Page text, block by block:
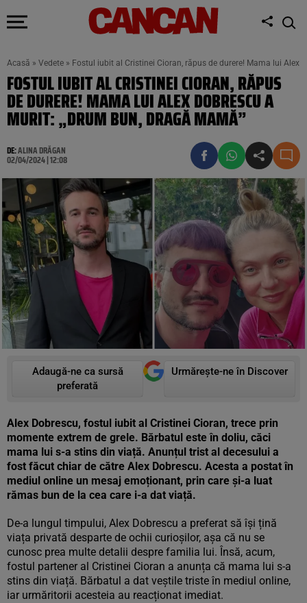
Acasă » Vedete » Fostul iubit al Cristinei Cioran, răpus de durere! Mama lui Alex
FOSTUL IUBIT AL CRISTINEI CIORAN, RĂPUS
DE DURERE! MAMA LUI ALEX DOBRESCU A
MURIT: „DRUM BUN, DRAGĂ MAMĂ”
DE:ALINA DRĂGAN
02/04/2024 | 12:08
Adaugă-ne ca sursă
preferată
Urmărește-ne în Discover
Alex Dobrescu, fostul iubit al Cristinei Cioran, trece prin
momente extrem de grele. Bărbatul este în doliu, căci
mama lui s-a stins din viață. Anunțul trist al decesului a
fost făcut chiar de către Alex Dobrescu. Acesta a postat în
mediul online un mesaj emoționant, prin care și-a luat
rămas bun de la cea care i-a dat viață.
De-a lungul timpului, Alex Dobrescu a preferat să își țină
viața privată desparte de ochii curioșilor, așa că nu se
cunosc prea multe detalii despre familia lui. Însă, acum,
fostul partener al Cristinei Cioran a anunța că mama lui s-a
stins din viață. Bărbatul a dat veștile triste în mediul online,
iar urmăritorii acesteia au reacționat imediat.